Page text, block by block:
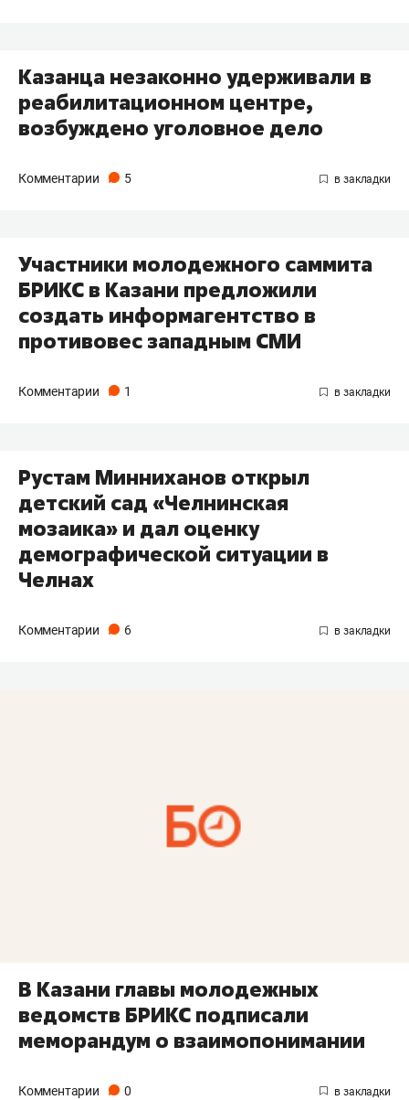
Казанца незаконно удерживали в
реабилитационном центре,
возбуждено уголовное дело
Комментарии 5
Участники молодежного саммита
БРИКС в Казани предложили
создать информагентство в
противовес западным СМИ
Комментарии 1
Рустам Минниханов открыл
детский сад «Челнинская
мозаика» и дал оценку
демографической ситуации в
Челнах
Комментарии 6
В Казани главы молодежных
ведомств БРИКС подписали
меморандум о взаимопонимании
Комментарии 0